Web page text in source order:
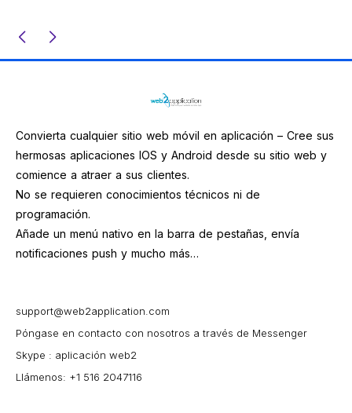
Convierta cualquier sitio web móvil en aplicación – Cree sus
hermosas aplicaciones IOS y Android desde su sitio web y
comience a atraer a sus clientes.
No se requieren conocimientos técnicos ni de
programación.
Añade un menú nativo en la barra de pestañas, envía
notificaciones push y mucho más…
support@web2application.com
Póngase en contacto con nosotros a través de Messenger
Skype : aplicación web2
Llámenos: +1 516 2047116